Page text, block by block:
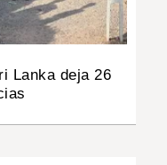
Lanka deja 26